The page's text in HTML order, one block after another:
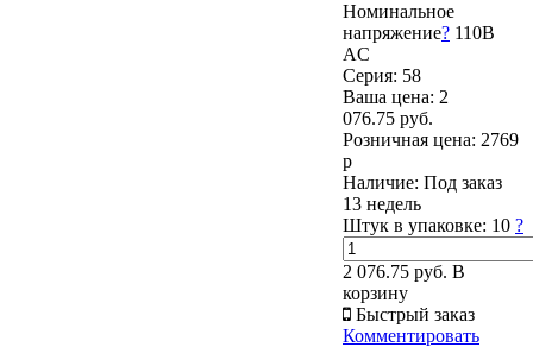
Номинальное
напряжение? 110В
AC
Серия: 58
Ваша цена: 2
076.75 руб.
Розничная цена: 2769
р
Наличие: Под заказ
13 недель
Штук в упаковке: 10 ?
2 076.75 руб. В
корзину
Быстрый заказ
Комментировать